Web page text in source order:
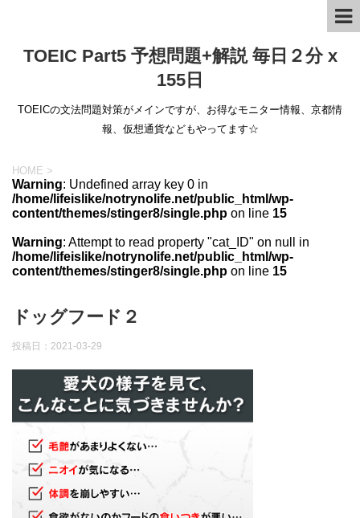
TOEIC Part5 予想問題+解説 毎日２分 x
155日
TOEICの文法問題対策がメインですが、お得なモニター情報、京都情
報、仮想通貨などもやってます☆
HOME >
Warning: Undefined array key 0 in
/home/lifeislike/notrynolife.net/public_html/wp-
content/themes/stinger8/single.php on line 15
Warning: Attempt to read property "cat_ID" on null in
/home/lifeislike/notrynolife.net/public_html/wp-
content/themes/stinger8/single.php on line 15
ドッグフード２
投稿日： 2021-03-29